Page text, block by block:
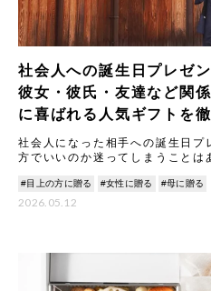
社会人への誕生日プレゼ
彼女・彼氏・友達など関
に喜ばれる人気ギフトを
社会人になった相手への誕生日プ
方でいいのか迷ってしまうことは
「な
#目上の方に贈る #女性に贈る #母に贈る
2026.05.12